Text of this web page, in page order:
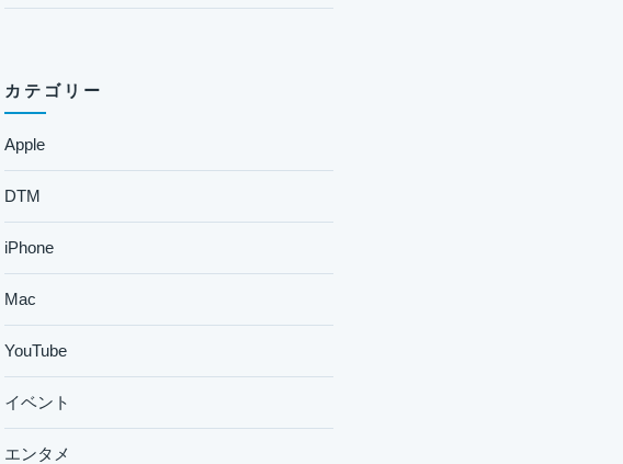
カテゴリー
Apple
DTM
iPhone
Mac
YouTube
イベント
エンタメ